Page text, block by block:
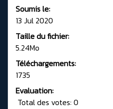
Soumis le:
13 Jul 2020
Taille du fichier:
5.24Mo
Téléchargements:
1735
Evaluation:
Total des votes: 0